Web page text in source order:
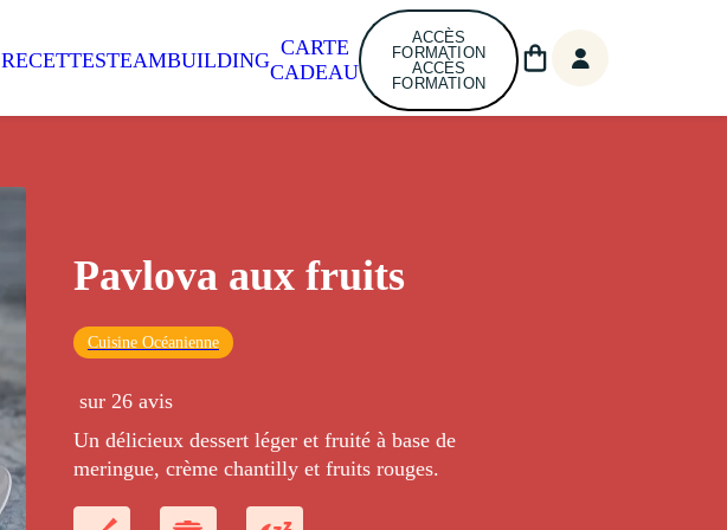
RECETTESTEAMBUILDING
CARTE
CADEAU
ACCÈS
FORMATION
ACCÈS
FORMATION
Pavlova aux fruits
Cuisine Océanienne
sur 26 avis
Un délicieux dessert léger et fruité à base de
meringue, crème chantilly et fruits rouges.